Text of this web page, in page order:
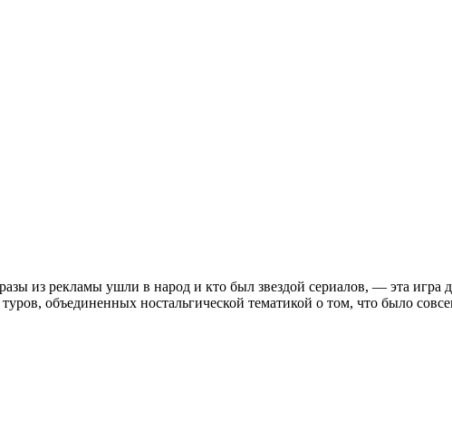
из рекламы ушли в народ и кто был звездой сериалов, — эта игра
объединенных ностальгической тематикой о том, что было